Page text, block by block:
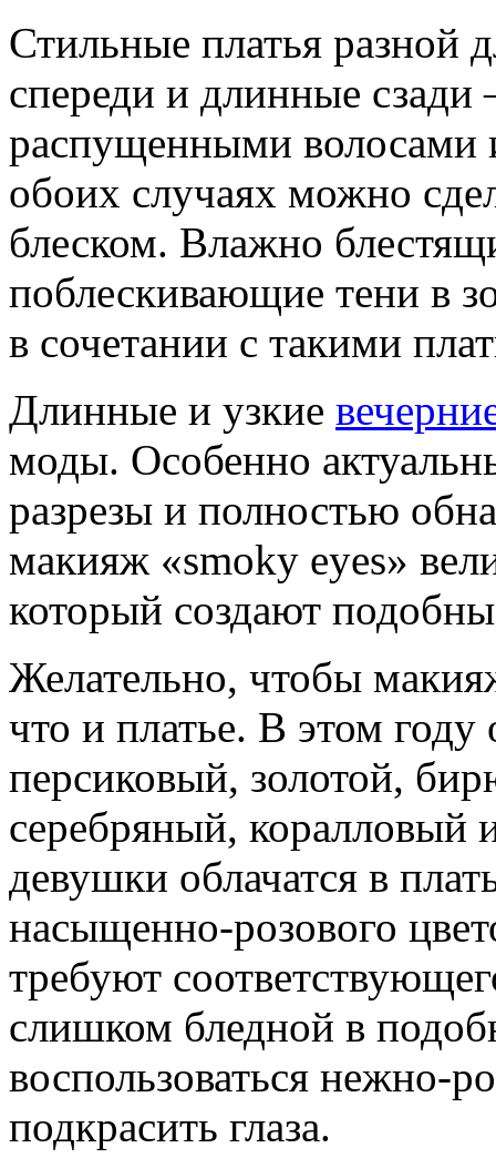
Стильные платья разной
спереди и длинные сзади
распущенными волосами
обоих случаях можно
блеском. Влажно
поблескивающие тени в
в сочетании с такими
Длинные и узкие
моды. Особенно
разрезы и полностью
макияж «smoky eyes»
который создают
Желательно, чтобы
что и платье. В этом
персиковый, золотой,
серебряный,
девушки облачатся в
насыщенно-розового
требуют
слишком бледной в
воспользоваться нежно-
подкрасить глаза.